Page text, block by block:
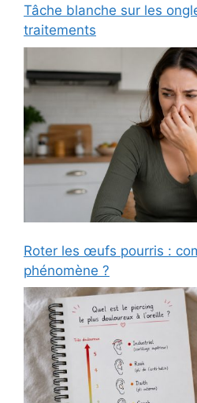
Tâche blanche sur les
traitements
Roter les œufs pourris :
phénomène ?